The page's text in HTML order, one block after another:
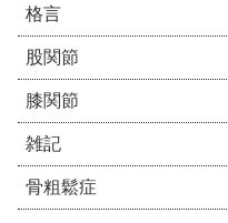
格言
股関節
膝関節
雑記
骨粗鬆症